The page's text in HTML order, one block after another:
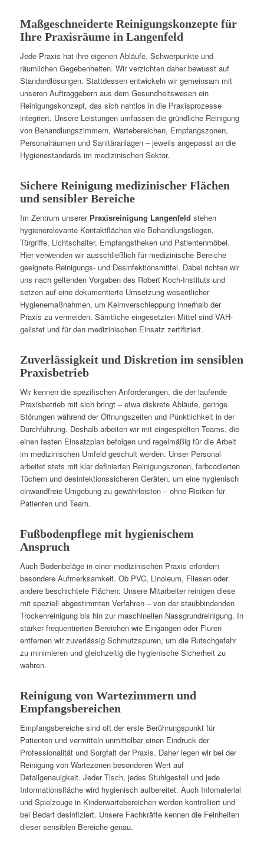
Maßgeschneiderte Reinigungskonzepte für
Ihre Praxisräume in Langenfeld
Jede Praxis hat ihre eigenen Abläufe, Schwerpunkte und
räumlichen Gegebenheiten. Wir verzichten daher bewusst auf
Standardlösungen. Stattdessen entwickeln wir gemeinsam mit
unseren Auftraggebern aus dem Gesundheitswesen ein
Reinigungskonzept, das sich nahtlos in die Praxisprozesse
integriert. Unsere Leistungen umfassen die gründliche Reinigung
von Behandlungszimmern, Wartebereichen, Empfangszonen,
Personalräumen und Sanitäranlagen – jeweils angepasst an die
Hygienestandards im medizinischen Sektor.
Sichere Reinigung medizinischer Flächen
und sensibler Bereiche
Im Zentrum unserer Praxisreinigung Langenfeld stehen
hygienerelevante Kontaktflächen wie Behandlungsliegen,
Türgriffe, Lichtschalter, Empfangstheken und Patientenmöbel.
Hier verwenden wir ausschließlich für medizinische Bereiche
geeignete Reinigungs- und Desinfektionsmittel. Dabei richten wir
uns nach geltenden Vorgaben des Robert Koch-Instituts und
setzen auf eine dokumentierte Umsetzung wesentlicher
Hygienemaßnahmen, um Keimverschleppung innerhalb der
Praxis zu vermeiden. Sämtliche eingesetzten Mittel sind VAH-
gelistet und für den medizinischen Einsatz zertifiziert.
Zuverlässigkeit und Diskretion im sensiblen
Praxisbetrieb
Wir kennen die spezifischen Anforderungen, die der laufende
Praxisbetrieb mit sich bringt – etwa diskrete Abläufe, geringe
Störungen während der Öffnungszeiten und Pünktlichkeit in der
Durchführung. Deshalb arbeiten wir mit eingespielten Teams, die
einen festen Einsatzplan befolgen und regelmäßig für die Arbeit
im medizinischen Umfeld geschult werden. Unser Personal
arbeitet stets mit klar definierten Reinigungszonen, farbcodierten
Tüchern und desinfektionssicheren Geräten, um eine hygienisch
einwandfreie Umgebung zu gewährleisten – ohne Risiken für
Patienten und Team.
Fußbodenpflege mit hygienischem
Anspruch
Auch Bodenbeläge in einer medizinischen Praxis erfordern
besondere Aufmerksamkeit. Ob PVC, Linoleum, Fliesen oder
andere beschichtete Flächen: Unsere Mitarbeiter reinigen diese
mit speziell abgestimmten Verfahren – von der staubbindenden
Trockenreinigung bis hin zur maschinellen Nassgrundreinigung. In
stärker frequentierten Bereichen wie Eingängen oder Fluren
entfernen wir zuverlässig Schmutzspuren, um die Rutschgefahr
zu minimieren und gleichzeitig die hygienische Sicherheit zu
wahren.
Reinigung von Wartezimmern und
Empfangsbereichen
Empfangsbereiche sind oft der erste Berührungspunkt für
Patienten und vermitteln unmittelbar einen Eindruck der
Professionalität und Sorgfalt der Praxis. Daher legen wir bei der
Reinigung von Wartezonen besonderen Wert auf
Detailgenauigkeit. Jeder Tisch, jedes Stuhlgestell und jede
Informationsfläche wird hygienisch aufbereitet. Auch Infomaterial
und Spielzeuge in Kinderwartebereichen werden kontrolliert und
bei Bedarf desinfiziert. Unsere Fachkräfte kennen die Feinheiten
dieser sensiblen Bereiche genau.